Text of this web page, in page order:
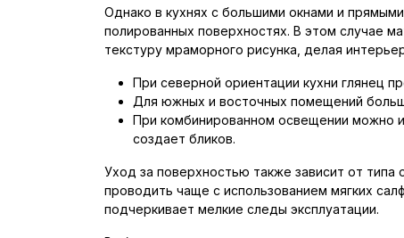
Однако в кухнях с большими окнами и
полированных поверхностях. В этом случае
текстуру мраморного рисунка, делая
При северной ориентации кухни глянец
Для южных и восточных помещений
При комбинированном освещении можно
создает бликов.
Уход за поверхностью также зависит от
проводить чаще с использованием мягких
подчеркивает мелкие следы эксплуатации.